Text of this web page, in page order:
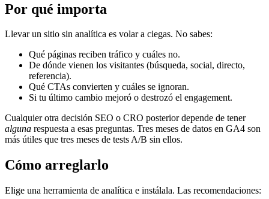
Por qué importa
Llevar un sitio sin analítica es volar a ciegas. No sabes:
Qué páginas reciben tráfico y cuáles no.
De dónde vienen los visitantes (búsqueda, social, directo,
referencia).
Qué CTAs convierten y cuáles se ignoran.
Si tu último cambio mejoró o destrozó el engagement.
Cualquier otra decisión SEO o CRO posterior depende de tener
alguna respuesta a esas preguntas. Tres meses de datos en GA4 son
más útiles que tres meses de tests A/B sin ellos.
Cómo arreglarlo
Elige una herramienta de analítica e instálala. Las recomendaciones: